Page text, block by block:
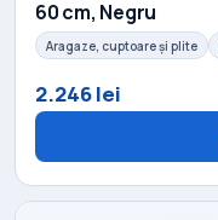
60 cm, Negru
Aragaze, cuptoare și plite
2.246 lei